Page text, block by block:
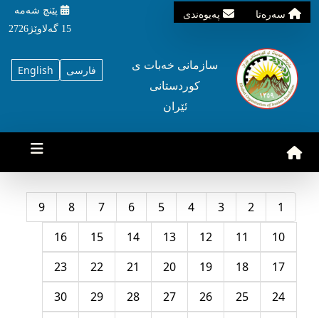
سه‌ره‌تا په‌یوه‌ندی
پێنچ شه‌مه‌
15 گه‌لاوێژ2726
English فارسی
سازمانی خه‌بات ی
کوردستانی
ئێران
1
2
3
4
5
6
7
8
9
10
11
12
13
14
15
16
17
18
19
20
21
22
23
24
25
26
27
28
29
30